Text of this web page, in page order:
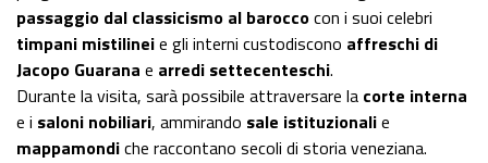
passaggio dal classicismo al baroccocon i suoi celebri
timpani mistilineie gli interni custodiscono affreschi di
Jacopo Guarana e arredi settecenteschi.
Durante la visita, sarà possibile attraversare la corte interna
e i saloni nobiliari, ammirando sale istituzionalie
mappamondiche raccontano secoli di storia veneziana.